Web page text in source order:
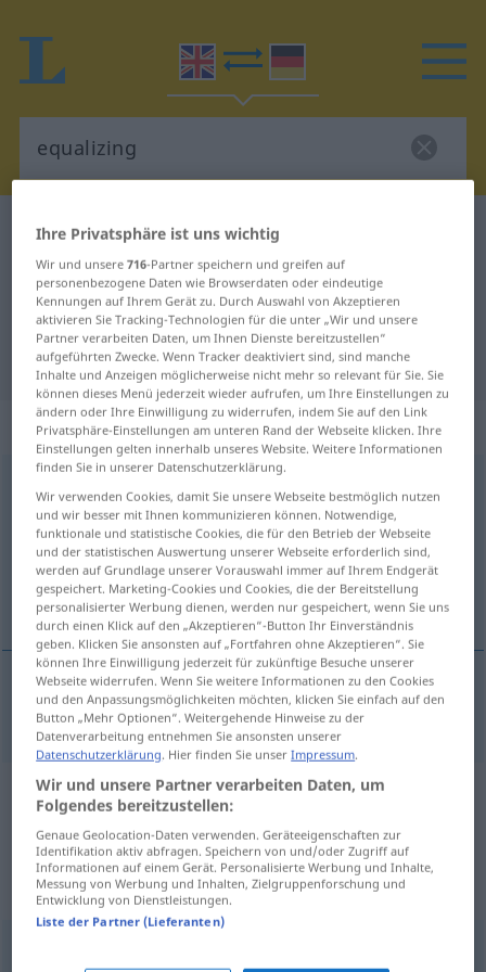
Englisch-Deutsch Wörterbuch
Englisch-Deutsch Übersetzung für
"equalizing"
"equalizing" Deutsch Übersetzung
„equalizing“: adjective
Übersicht aller Übersetzungen
(Für mehr Details die Übersetzung anklicken/antippen)
Ausgleichs…
Ausgleichs… equalizing ELEK SPORT TECH
Beispielsätze aus externen Quellen
für "equalizing"
(nicht von der Langenscheidt Redaktion
geprüft)
Bartransfers wie Social Security und
Ihre Privatsphäre ist uns wichtig
Wir und unsere716-Partner speichern und greifen auf
personenbezogene Daten wie Browserdaten oder eindeutige
Kennungen auf Ihrem Gerät zu. Durch Auswahl von Akzeptieren
aktivieren Sie Tracking-Technologien für die unter „Wir und unsere
Partner verarbeiten Daten, um Ihnen Dienste bereitzustellen“
aufgeführten Zwecke. Wenn Tracker deaktiviert sind, sind manche
Inhalte und Anzeigen möglicherweise nicht mehr so relevant für Sie. Sie
können dieses Menü jederzeit wieder aufrufen, um Ihre Einstellungen zu
ändern oder Ihre Einwilligung zu widerrufen, indem Sie auf den Link
Privatsphäre-Einstellungen am unteren Rand der Webseite klicken. Ihre
Einstellungen gelten innerhalb unseres Website. Weitere Informationen
finden Sie in unserer Datenschutzerklärung.
Wir verwenden Cookies, damit Sie unsere Webseite bestmöglich nutzen
und wir besser mit Ihnen kommunizieren können. Notwendige,
funktionale und statistische Cookies, die für den Betrieb der Webseite
und der statistischen Auswertung unserer Webseite erforderlich sind,
werden auf Grundlage unserer Vorauswahl immer auf Ihrem Endgerät
gespeichert. Marketing-Cookies und Cookies, die der Bereitstellung
personalisierter Werbung dienen, werden nur gespeichert, wenn Sie uns
durch einen Klick auf den „Akzeptieren“-Button Ihr Einverständnis
geben. Klicken Sie ansonsten auf „Fortfahren ohne Akzeptieren“. Sie
können Ihre Einwilligung jederzeit für zukünftige Besuche unserer
Webseite widerrufen. Wenn Sie weitere Informationen zu den Cookies
und den Anpassungsmöglichkeiten möchten, klicken Sie einfach auf den
Button „Mehr Optionen“. Weitergehende Hinweise zu der
Datenverarbeitung entnehmen Sie ansonsten unserer
Datenschutzerklärung. Hier finden Sie unserImpressum.
Wir und unsere Partner verarbeiten Daten, um
Folgendes bereitzustellen:
Genaue Geolocation-Daten verwenden. Geräteeigenschaften zur
Identifikation aktiv abfragen. Speichern von und/oder Zugriff auf
Informationen auf einem Gerät. Personalisierte Werbung und Inhalte,
Messung von Werbung und Inhalten, Zielgruppenforschung und
Entwicklung von Dienstleistungen.
Liste der Partner (Lieferanten)